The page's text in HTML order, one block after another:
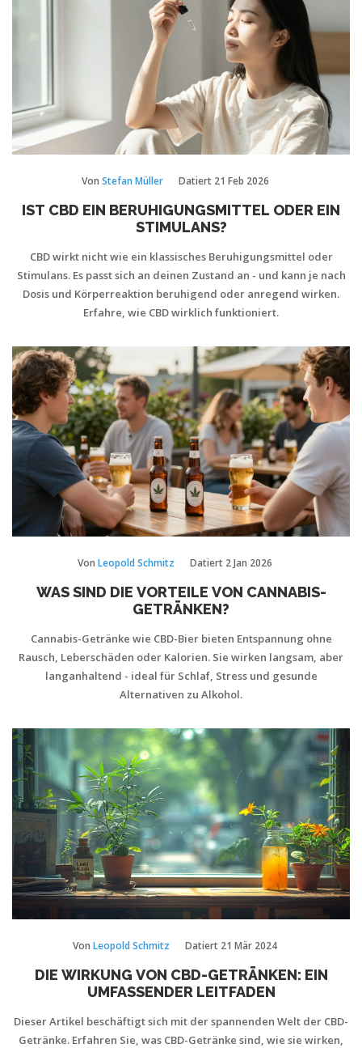
Von Stefan Müller Datiert 21 Feb 2026
IST CBD EIN BERUHIGUNGSMITTEL ODER EIN
STIMULANS?
CBD wirkt nicht wie ein klassisches Beruhigungsmittel oder
Stimulans. Es passt sich an deinen Zustand an - und kann je nach
Dosis und Körperreaktion beruhigend oder anregend wirken.
Erfahre, wie CBD wirklich funktioniert.
Von Leopold Schmitz Datiert 2 Jan 2026
WAS SIND DIE VORTEILE VON CANNABIS-
GETRÄNKEN?
Cannabis-Getränke wie CBD-Bier bieten Entspannung ohne
Rausch, Leberschäden oder Kalorien. Sie wirken langsam, aber
langanhaltend - ideal für Schlaf, Stress und gesunde
Alternativen zu Alkohol.
Von Leopold Schmitz Datiert 21 Mär 2024
DIE WIRKUNG VON CBD-GETRÄNKEN: EIN
UMFASSENDER LEITFADEN
Dieser Artikel beschäftigt sich mit der spannenden Welt der CBD-
Getränke. Erfahren Sie, was CBD-Getränke sind, wie sie wirken,